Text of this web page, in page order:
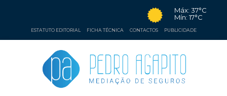
Máx: 37°C
Mín: 17°C
ESTATUTO EDITORIAL FICHA TÉCNICA CONTACTOS PUBLICIDADE